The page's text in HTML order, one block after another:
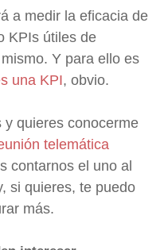
a medir la eficacia de
KPIs útiles de
Y para ello es
una KPI, obvio.
y quieres conocerme
telemática
contarnos el uno al
si quieres, te puedo
más.